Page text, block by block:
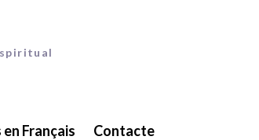
Français Contacte